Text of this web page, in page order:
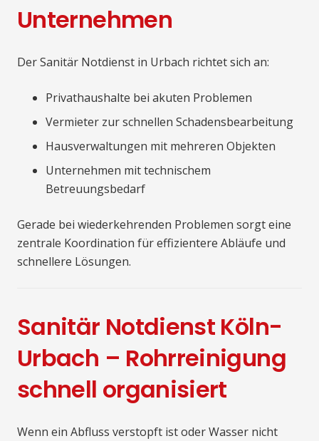
Unternehmen
Der Sanitär Notdienst in Urbach richtet sich an:
Privathaushalte bei akuten Problemen
Vermieter zur schnellen Schadensbearbeitung
Hausverwaltungen mit mehreren Objekten
Unternehmen mit technischem
Betreuungsbedarf
Gerade bei wiederkehrenden Problemen sorgt eine
zentrale Koordination für effizientere Abläufe und
schnellere Lösungen.
Sanitär Notdienst Köln-
Urbach – Rohrreinigung
schnell organisiert
Wenn ein Abfluss verstopft ist oder Wasser nicht